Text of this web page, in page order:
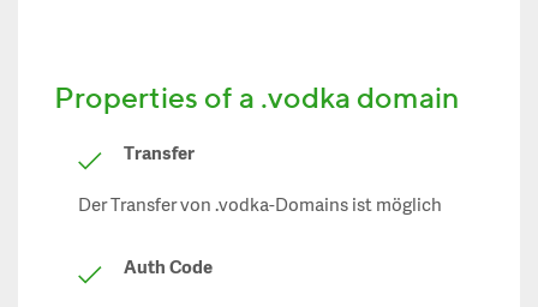
Properties of a .vodka domain
Transfer
Der Transfer von .vodka-Domains ist möglich
Auth Code